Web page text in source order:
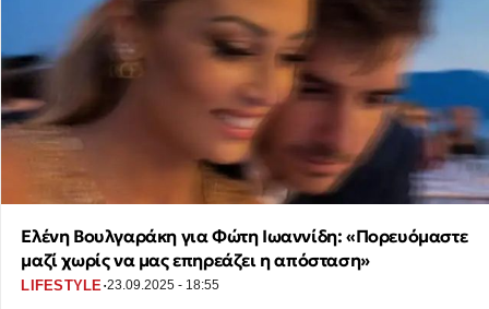
Ελένη Βουλγαράκη για Φώτη Ιωαννίδη: «Πορευόμαστε
μαζί χωρίς να μας επηρεάζει η απόσταση»
LIFESTYLE ·23.09.2025 - 18:55